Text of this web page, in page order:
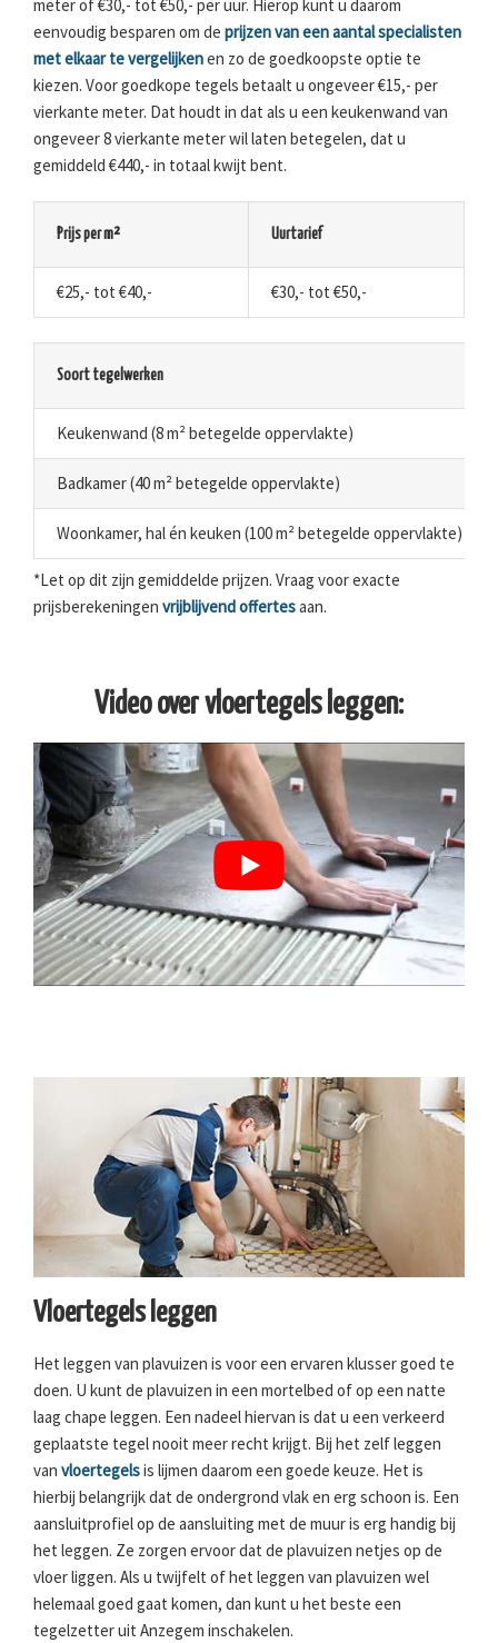
meter of €30,- tot €50,- per uur. Hierop kunt u daarom
eenvoudig besparen om de prijzen van een aantal specialisten
met elkaar te vergelijkenen zo de goedkoopste optie te
kiezen. Voor goedkope tegels betaalt u ongeveer €15,- per
vierkante meter. Dat houdt in dat als u een keukenwand van
ongeveer 8 vierkante meter wil laten betegelen, dat u
gemiddeld €440,- in totaal kwijt bent.
Prijs per m² Uurtarief
€25,- tot €40,- €30,- tot €50,-
Soort tegelwerken
Keukenwand (8 m² betegelde oppervlakte)
Badkamer (40 m² betegelde oppervlakte)
Woonkamer, hal én keuken (100 m² betegelde oppervlakte)
*Let op dit zijn gemiddelde prijzen. Vraag voor exacte
prijsberekeningen vrijblijvend offertesaan.
Video over vloertegels leggen:
Vloertegels leggen
Het leggen van plavuizen is voor een ervaren klusser goed te
doen. U kunt de plavuizen in een mortelbed of op een natte
laag chape leggen. Een nadeel hiervan is dat u een verkeerd
geplaatste tegel nooit meer recht krijgt. Bij het zelf leggen
van vloertegelsis lijmen daarom een goede keuze. Het is
hierbij belangrijk dat de ondergrond vlak en erg schoon is. Een
aansluitprofiel op de aansluiting met de muur is erg handig bij
het leggen. Ze zorgen ervoor dat de plavuizen netjes op de
vloer liggen. Als u twijfelt of het leggen van plavuizen wel
helemaal goed gaat komen, dan kunt u het beste een
tegelzetter uit Anzegem inschakelen.